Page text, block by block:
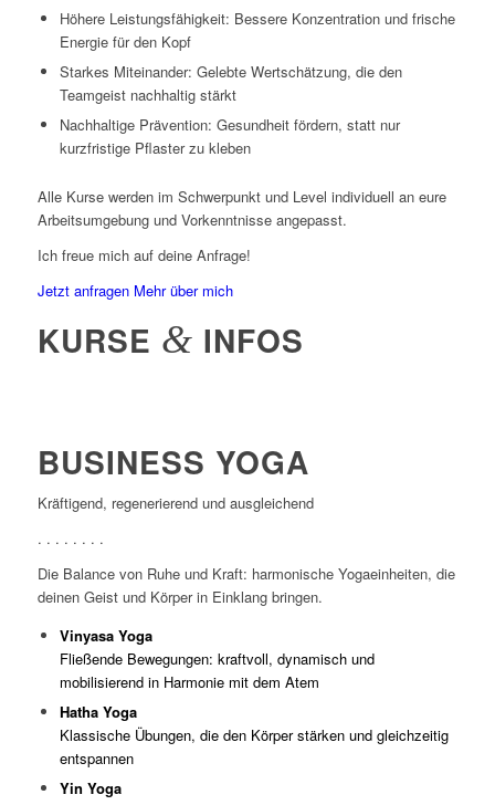
Höhere Leistungsfähigkeit: Bessere Konzentration und frische
Energie für den Kopf
Starkes Miteinander: Gelebte Wertschätzung, die den
Teamgeist nachhaltig stärkt
Nachhaltige Prävention: Gesundheit fördern, statt nur
kurzfristige Pflaster zu kleben
Alle Kurse werden im Schwerpunkt und Level individuell an eure
Arbeitsumgebung und Vorkenntnisse angepasst.
Ich freue mich auf deine Anfrage!
Jetzt anfragen Mehr über mich
KURSE & INFOS
BUSINESS YOGA
Kräftigend, regenerierend und ausgleichend
. . . . . . . .
Die Balance von Ruhe und Kraft: harmonische Yogaeinheiten, die
deinen Geist und Körper in Einklang bringen.
Vinyasa Yoga
Fließende Bewegungen: kraftvoll, dynamisch und
mobilisierend in Harmonie mit dem Atem
Hatha Yoga
Klassische Übungen, die den Körper stärken und gleichzeitig
entspannen
Yin Yoga